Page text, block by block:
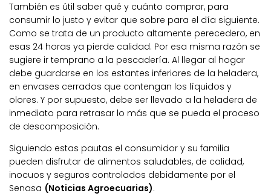
También es útil saber qué y cuánto comprar, para
consumir lo justo y evitar que sobre para el día siguiente.
Como se trata de un producto altamente perecedero, en
esas 24 horas ya pierde calidad. Por esa misma razón se
sugiere ir temprano a la pescadería. Al llegar al hogar
debe guardarse en los estantes inferiores de la heladera,
en envases cerrados que contengan los líquidos y
olores. Y por supuesto, debe ser llevado a la heladera de
inmediato para retrasar lo más que se pueda el proceso
de descomposición.
Siguiendo estas pautas el consumidor y su familia
pueden disfrutar de alimentos saludables, de calidad,
inocuos y seguros controlados debidamente por el
Senasa (Noticias Agroecuarias).